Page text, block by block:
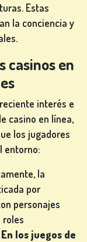
Estas
la conciencia y
casinos en
interés e
casino en línea,
los jugadores
entorno:
la
por
personajes
roles
En los juegos de